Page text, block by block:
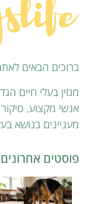
ברוכים הבאים
מגזין בעלי חיים
אנשי מקצוע, סיקור
מעניינים בנושא
פוסטים